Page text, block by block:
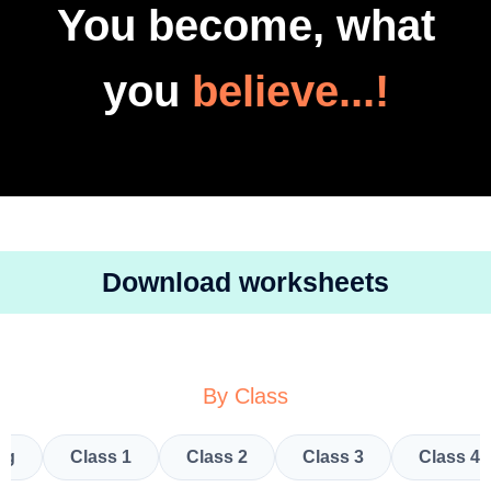
You become, what
you believe...!
Download worksheets
By Class
Class 1 Class 2 Class 3 Class 4